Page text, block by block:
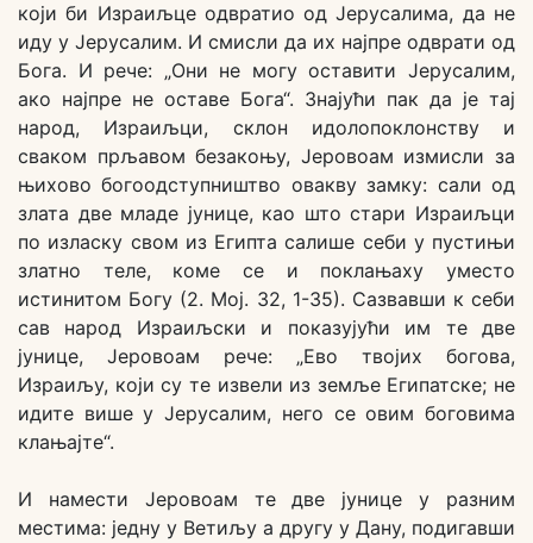
који би Израиљце одвратио од Јерусалима, да не
иду у Јерусалим. И смисли да их најпре одврати од
Бога. И рече: „Они не могу оставити Јерусалим,
ако најпре не оставе Бога“. Знајући пак да је тај
народ, Израиљци, склон идолопоклонству и
сваком прљавом безакоњу, Јеровоам измисли за
њихово богоодступништво овакву замку: сали од
злата две младе јунице, као што стари Израиљци
по изласку свом из Египта салише себи у пустињи
златно теле, коме се и поклањаху уместо
истинитом Богу (2. Мој. 32, 1-35). Сазвавши к себи
сав народ Израиљски и показујући им те две
јунице, Јеровоам рече: „Ево твојих богова,
Израиљу, који су те извели из земље Египатске; не
идите више у Јерусалим, него се овим боговима
клањајте“.
И намести Јеровоам те две јунице у разним
местима: једну у Ветиљу а другу у Дану, подигавши